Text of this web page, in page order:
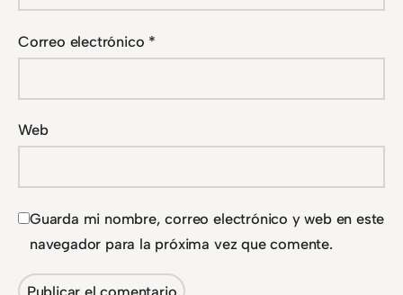
Correo electrónico *
Web
Guarda mi nombre, correo electrónico y web en este
navegador para la próxima vez que comente.